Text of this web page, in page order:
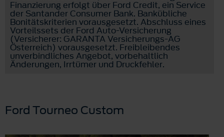
Finanzierung erfolgt über Ford Credit, ein Service
der Santander Consumer Bank. Bankübliche
Bonitätskriterien vorausgesetzt. Abschluss eines
Vorteilssets der Ford Auto-Versicherung
(Versicherer: GARANTA Versicherungs-AG
Österreich) vorausgesetzt. Freibleibendes
unverbindliches Angebot, vorbehaltlich
Änderungen, Irrtümer und Druckfehler.
Ford Tourneo Custom